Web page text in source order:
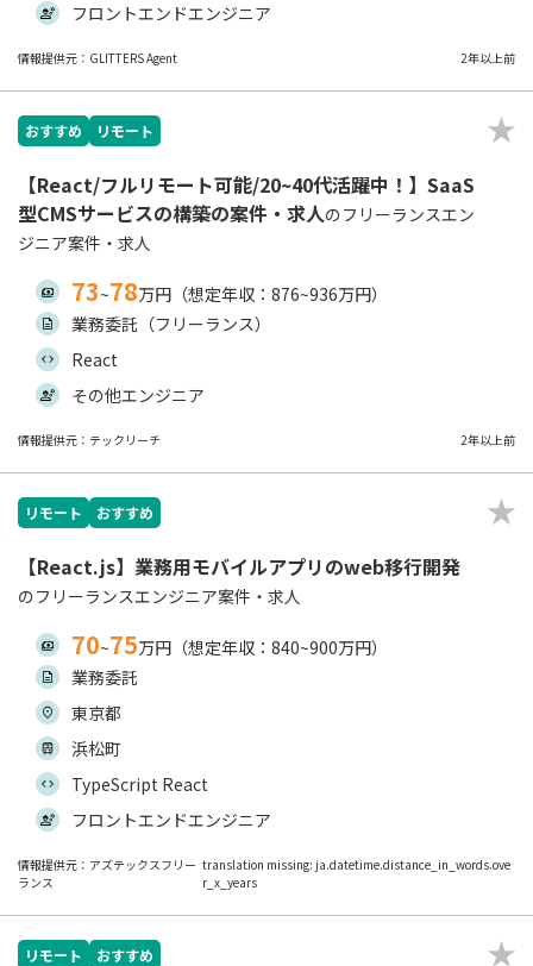
フロントエンドエンジニア
情報提供元：GLITTERS Agent 2年以上前
おすすめ リモート
【React/フルリモート可能/20~40代活躍中！】SaaS
型CMSサービスの構築の案件・求人のフリーランスエン
ジニア案件・求人
73~78万円（想定年収：876~936万円）
業務委託（フリーランス）
React
その他エンジニア
情報提供元：テックリーチ 2年以上前
リモート おすすめ
【React.js】業務用モバイルアプリのweb移行開発
のフリーランスエンジニア案件・求人
70~75万円（想定年収：840~900万円）
業務委託
東京都
浜松町
TypeScript React
フロントエンドエンジニア
情報提供元：アズテックスフリー
ランス
translation missing: ja.datetime.distance_in_words.ove
r_x_years
リモート おすすめ